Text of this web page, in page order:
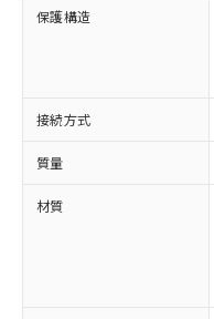
保護構造
接続方式
質量
材質
様のお取
ムロン制
ご相談く
オムロン
販
在庫状況
事前の承
示しない
マイパー
ビス）を
メンバー
お客様が
（DBP） 1000ppm
但し、RoHS指令で
フタル酸エステル類
図的な使用がないこ
部品在庫の切り
月が前後するこ
イソブチル) :
DEHP(フタル酸ビ
※2 環境保護
「ｅ」：有害物
準値以下である
「10」：通常
質が外部に漏え
及ぼさない年数
「－」：未確認
い合わせくださ
いよう必
当社は貴
ル、化学
武器並び
使用いた
当社は、
場合は、
該第三者
販売先お
法に輸出
り引きを
一定
在庫
いて
たは
機器
認く
受注
情報